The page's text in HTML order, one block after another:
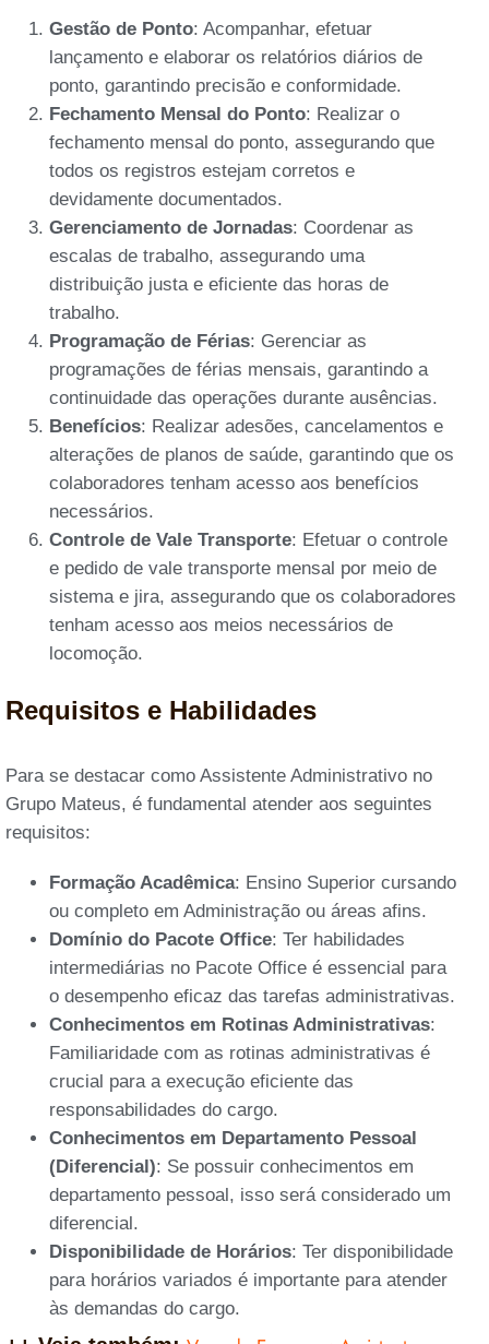
Gestão de Ponto: Acompanhar, efetuar
lançamento e elaborar os relatórios diários de
ponto, garantindo precisão e conformidade.
Fechamento Mensal do Ponto: Realizar o
fechamento mensal do ponto, assegurando que
todos os registros estejam corretos e
devidamente documentados.
Gerenciamento de Jornadas: Coordenar as
escalas de trabalho, assegurando uma
distribuição justa e eficiente das horas de
trabalho.
Programação de Férias: Gerenciar as
programações de férias mensais, garantindo a
continuidade das operações durante ausências.
Benefícios: Realizar adesões, cancelamentos e
alterações de planos de saúde, garantindo que os
colaboradores tenham acesso aos benefícios
necessários.
Controle de Vale Transporte: Efetuar o controle
e pedido de vale transporte mensal por meio de
sistema e jira, assegurando que os colaboradores
tenham acesso aos meios necessários de
locomoção.
Requisitos e Habilidades
Para se destacar como Assistente Administrativo no
Grupo Mateus, é fundamental atender aos seguintes
requisitos:
Formação Acadêmica: Ensino Superior cursando
ou completo em Administração ou áreas afins.
Domínio do Pacote Office: Ter habilidades
intermediárias no Pacote Office é essencial para
o desempenho eficaz das tarefas administrativas.
Conhecimentos em Rotinas Administrativas:
Familiaridade com as rotinas administrativas é
crucial para a execução eficiente das
responsabilidades do cargo.
Conhecimentos em Departamento Pessoal
(Diferencial): Se possuir conhecimentos em
departamento pessoal, isso será considerado um
diferencial.
Disponibilidade de Horários: Ter disponibilidade
para horários variados é importante para atender
às demandas do cargo.